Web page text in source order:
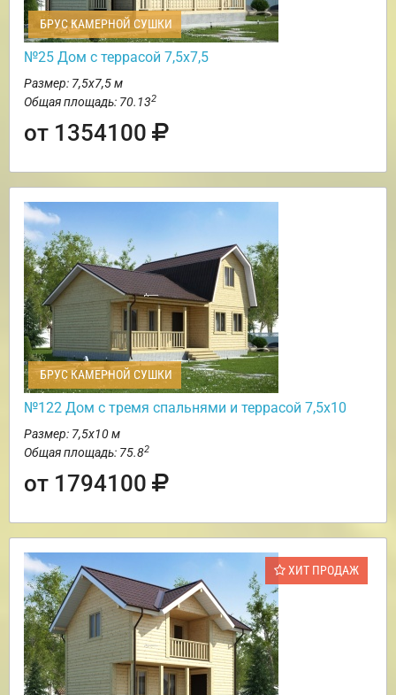
БРУС КАМЕРНОЙ СУШКИ
№25 Дом с террасой 7,5х7,5
Размер: 7,5х7,5 м
Общая площадь: 70.132
от 1354100
БРУС КАМЕРНОЙ СУШКИ
№122 Дом с тремя спальнями и террасой 7,5х10
Размер: 7,5х10 м
Общая площадь: 75.82
от 1794100
ХИТ ПРОДАЖ